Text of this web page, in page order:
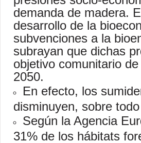
demanda de madera.
desarrollo de la
subvenciones a la
subrayan que dichas
objetivo comunitario
2050.
En efecto, los
disminuyen, sobre
Según la Agencia
31% de los hábitats